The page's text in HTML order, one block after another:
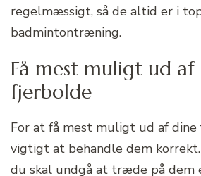
regelmæssigt, så de altid er i
badmintontræning.
Få mest muligt ud af
fjerbolde
For at få mest muligt ud af
vigtigt at behandle dem
du skal undgå at træde på dem